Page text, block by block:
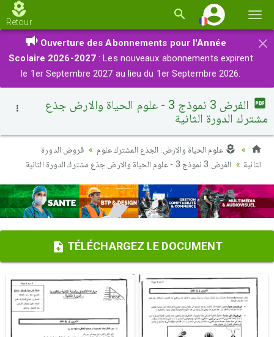
la
Retour
×
Ouverture des Abonnements pour l'Année
Scolaire 2026-2027 : Les nouveaux abonnements expirent
le 1er Septembre 2027 au lieu du 1er Septembre 2026.
الفرض 3 نموذج 3 - علوم الحياة والارض جذع
مشترك الدورة الثانية
علوم الحياة والارض: الجذع المشترك علوم
فروض الدورة
الثانية
الفرض 3 نموذج 3 - علوم الحياة والارض جذع مشترك الدورة الثانية
TÉLÉCHARGEZ LE DOCUMENT